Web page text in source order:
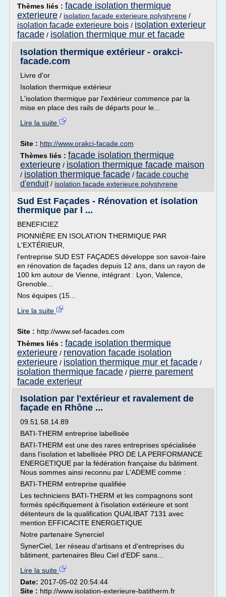
Thèmes liés : facade isolation thermique
exterieure / isolation facade exterieure polystyrene /
isolation facade exterieure bois / isolation exterieur
facade / isolation thermique mur et facade
Isolation thermique extérieur - orakci-
facade.com
Livre d'or
Isolation thermique extérieur
L'isolation thermique par l'extérieur commence par la
mise en place des rails de départs pour le...
Lire la suite
Site : http://www.orakci-facade.com
Thèmes liés : facade isolation thermique
exterieure / isolation thermique facade maison
/ isolation thermique facade / facade couche
d'enduit/ isolation facade exterieure polystyrene
Sud Est Façades - Rénovation et isolation
thermique par l ...
BENEFICIEZ
PIONNIÈRE EN ISOLATION THERMIQUE PAR
L'EXTÉRIEUR,
l'entreprise SUD EST FAÇADES développe son savoir-faire
en rénovation de façades depuis 12 ans, dans un rayon de
100 km autour de Vienne, intégrant : Lyon, Valence,
Grenoble...
Nos équipes (15...
Lire la suite
Site : http://www.sef-facades.com
Thèmes liés : facade isolation thermique
exterieure / renovation facade isolation
exterieure / isolation thermique mur et facade /
isolation thermique facade / pierre parement
facade exterieur
Isolation par l'extérieur et ravalement de
façade en Rhône ...
09.51.58.14.89
BATI-THERM entreprise labellisée
BATI-THERM est une des rares entreprises spécialisée
dans l'isolation et labellisée PRO DE LA PERFORMANCE
ENERGETIQUE par la fédération française du bâtiment.
Nous sommes ainsi reconnu par L'ADEME comme :
BATI-THERM entreprise qualifiée
Les techniciens BATI-THERM et les compagnons sont
formés spécifiquement à l'isolation extérieure et sont
détenteurs de la qualification QUALIBAT 7131 avec
mention EFFICACITE ENERGETIQUE
Notre partenaire Synerciel
SynerCiel, 1er réseau d'artisans et d'entreprises du
bâtiment, partenaires Bleu Ciel d'EDF sans...
Lire la suite
Date: 2017-05-02 20:54:44
Site : http://www.isolation-exterieure-batitherm.fr